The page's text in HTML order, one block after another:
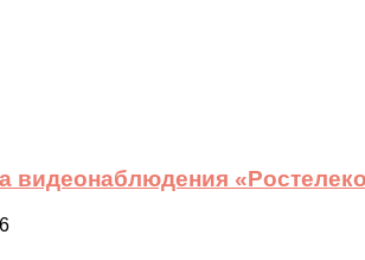
видеонаблюдения